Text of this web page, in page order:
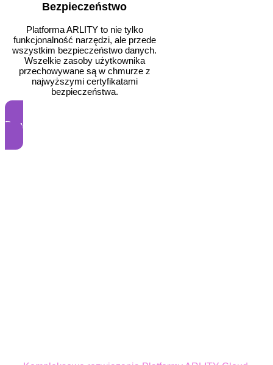
Bezpieczeństwo
Platforma ARLITY to nie tylko
funkcjonalność narzędzi, ale przede
wszystkim bezpieczeństwo danych.
Wszelkie zasoby użytkownika
przechowywane są w chmurze z
najwyższymi certyfikatami
bezpieczeństwa.
Dowiedz się więcej